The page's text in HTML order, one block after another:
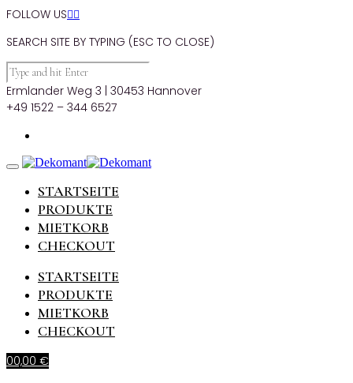
FOLLOW US
SEARCH SITE BY TYPING (ESC TO CLOSE)
Ermlander Weg 3 | 30453 Hannover
+49 1522 – 344 6527
STARTSEITE
PRODUKTE
MIETKORB
CHECKOUT
STARTSEITE
PRODUKTE
MIETKORB
CHECKOUT
00,00 €